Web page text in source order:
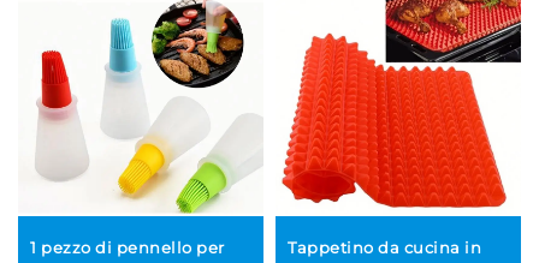
1 pezzo di pennello per
Tappetino da cucina in